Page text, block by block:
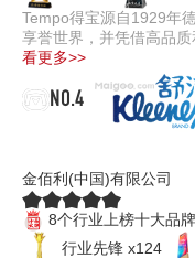
Tempo得宝源自1929年
享誉世界，并凭借高品
看更多>>
NO.4
金佰利(中国)有限公司
8个行业上榜十大品牌
行业先锋 x124